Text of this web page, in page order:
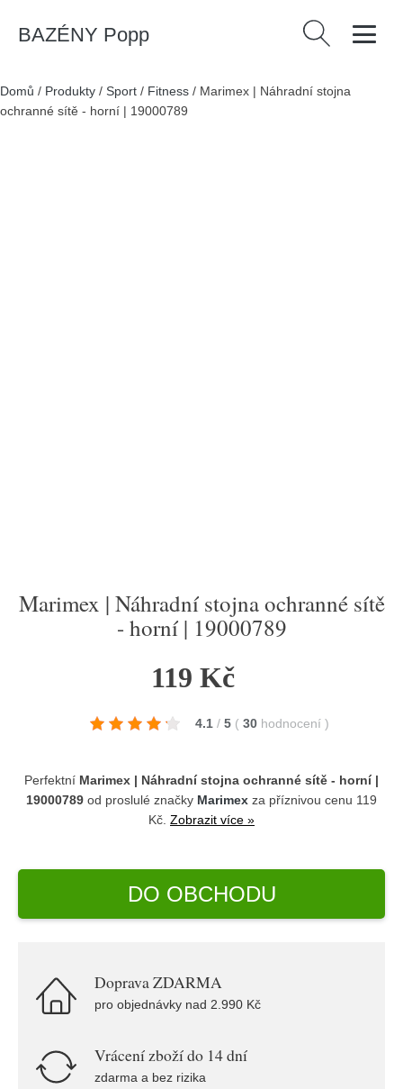
BAZÉNY Popp Vyhledávání
Domů / Produkty / Sport / Fitness / Marimex | Náhradní stojna
ochranné sítě - horní | 19000789
Marimex | Náhradní stojna ochranné sítě
- horní | 19000789
119 Kč
4.1 / 5 ( 30 hodnocení )
Perfektní Marimex | Náhradní stojna ochranné sítě - horní |
19000789 od proslulé značky Marimex za příznivou cenu 119
Kč. Zobrazit více »
DO OBCHODU
Doprava ZDARMA
pro objednávky nad 2.990 Kč
Vrácení zboží do 14 dní
zdarma a bez rizika